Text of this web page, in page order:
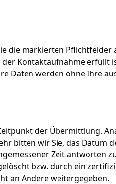
die markierten Pflichtfelder
Kontaktaufnahme erfüllt
Daten werden ohne Ihre
der Übermittlung.
bitten wir Sie, das Datum
Zeit antworten
bzw. durch ein
an Andere weitergegeben.